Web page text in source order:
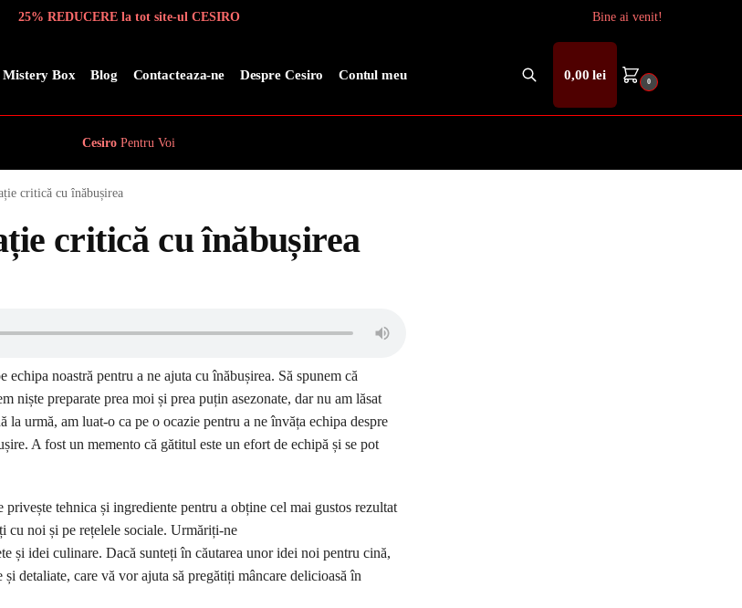
25% REDUCERE la tot site-ul CESIRO Bine ai venit!
Mistery Box Blog Contacteaza-ne Despre Cesiro Contul meu 0,00lei 0
Cesiro Pentru Voi
critică cu înăbușirea
critică cu înăbușirea
noastră pentru a ne ajuta cu înăbușirea. Să spunem că
niște preparate prea moi și prea puțin asezonate, dar nu am lăsat
urmă, am luat-o ca pe o ocazie pentru a ne învăța echipa despre
A fost un memento că gătitul este un efort de echipă și se pot
tehnica și ingrediente pentru a obține cel mai gustos rezultat
cu noi și pe rețelele sociale. Urmăriți-ne
și idei culinare. Dacă sunteți în căutarea unor idei noi pentru cină,
și detaliate, care vă vor ajuta să pregătiți mâncare delicioasă în